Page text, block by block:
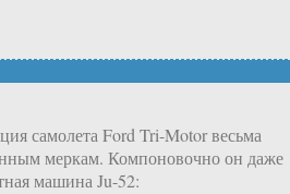
самолета Ford Tri-Motor весьма
меркам. Компоновочно он даже
машина Ju-52: